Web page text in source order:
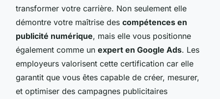
transformer votre carrière. Non seulement elle
démontre votre maîtrise des compétences en
publicité numérique, mais elle vous positionne
également comme un expert en Google Ads. Les
employeurs valorisent cette certification car elle
garantit que vous êtes capable de créer, mesurer,
et optimiser des campagnes publicitaires